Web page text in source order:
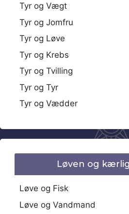
Tyr og Vægt
Tyr og Jomfru
Tyr og Løve
Tyr og Krebs
Tyr og Tvilling
Tyr og Tyr
Tyr og Vædder
Løven og
Løve og Fisk
Løve og Vandmand